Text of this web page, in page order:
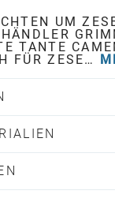
UM
TANTE
FÜR ZESE…